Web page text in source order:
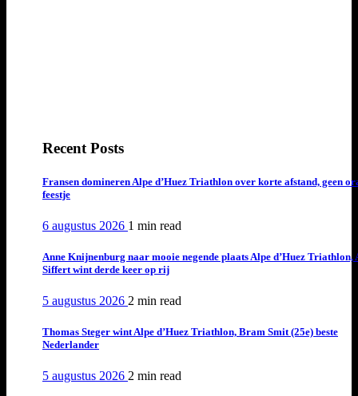
Recent Posts
Fransen domineren Alpe d’Huez Triathlon over korte afstand, geen
feestje
6 augustus 2026 1 min read
Anne Knijnenburg naar mooie negende plaats Alpe d’Huez Triathlon,
Siffert wint derde keer op rij
5 augustus 2026 2 min read
Thomas Steger wint Alpe d’Huez Triathlon, Bram Smit (25e) beste
Nederlander
5 augustus 2026 2 min read